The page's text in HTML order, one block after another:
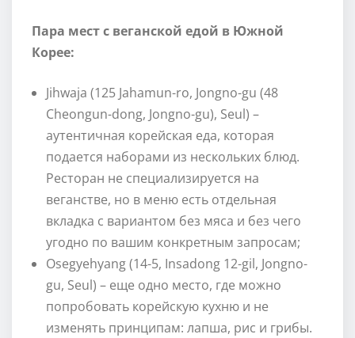
Пара мест с веганской едой в Южной
Корее:
Jihwaja (125 Jahamun-ro, Jongno-gu (48
Cheongun-dong, Jongno-gu), Seul) –
аутентичная корейская еда, которая
подается наборами из нескольких блюд.
Ресторан не специализируется на
веганстве, но в меню есть отдельная
вкладка с вариантом без мяса и без чего
угодно по вашим конкретным запросам;
Osegyehyang (14-5, Insadong 12-gil, Jongno-
gu, Seul) – еще одно место, где можно
попробовать корейскую кухню и не
изменять принципам: лапша, рис и грибы.